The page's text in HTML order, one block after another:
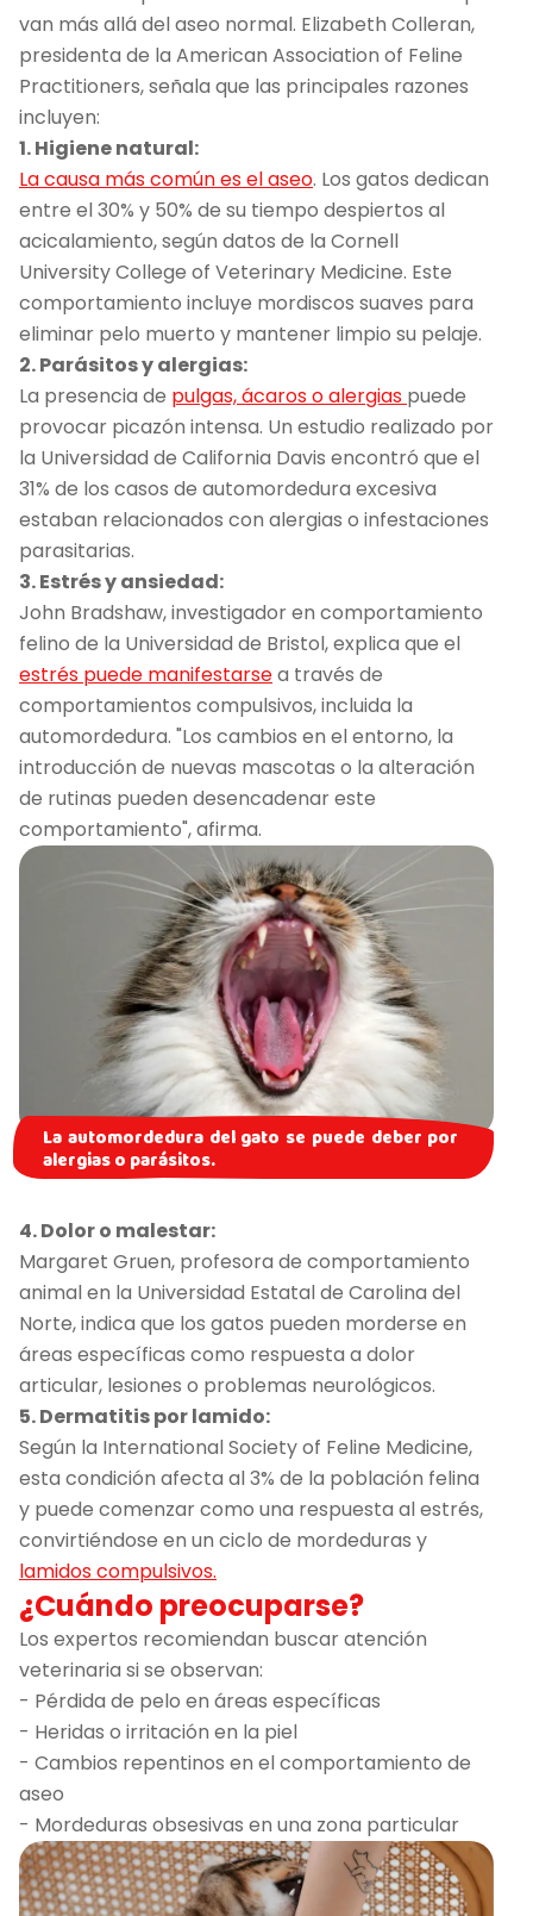
van más allá del aseo normal. Elizabeth Colleran,
presidenta de la American Association of Feline
Practitioners, señala que las principales razones
incluyen:
1. Higiene natural:
La causa más común es el aseo. Los gatos dedican
entre el 30% y 50% de su tiempo despiertos al
acicalamiento, según datos de la Cornell
University College of Veterinary Medicine. Este
comportamiento incluye mordiscos suaves para
eliminar pelo muerto y mantener limpio su pelaje.
2. Parásitos y alergias:
La presencia de pulgas, ácaros o alergias puede
provocar picazón intensa. Un estudio realizado por
la Universidad de California Davis encontró que el
31% de los casos de automordedura excesiva
estaban relacionados con alergias o infestaciones
parasitarias.
3. Estrés y ansiedad:
John Bradshaw, investigador en comportamiento
felino de la Universidad de Bristol, explica que el
estrés puede manifestarsea través de
comportamientos compulsivos, incluida la
automordedura. "Los cambios en el entorno, la
introducción de nuevas mascotas o la alteración
de rutinas pueden desencadenar este
comportamiento", afirma.
La automordedura del gato se puede deber por
alergias o parásitos.
4. Dolor o malestar:
Margaret Gruen, profesora de comportamiento
animal en la Universidad Estatal de Carolina del
Norte, indica que los gatos pueden morderse en
áreas específicas como respuesta a dolor
articular, lesiones o problemas neurológicos.
5. Dermatitis por lamido:
Según la International Society of Feline Medicine,
esta condición afecta al 3% de la población felina
y puede comenzar como una respuesta al estrés,
convirtiéndose en un ciclo de mordeduras y
lamidos compulsivos.
¿Cuándo preocuparse?
Los expertos recomiendan buscar atención
veterinaria si se observan:
- Pérdida de pelo en áreas específicas
- Heridas o irritación en la piel
- Cambios repentinos en el comportamiento de
aseo
- Mordeduras obsesivas en una zona particular